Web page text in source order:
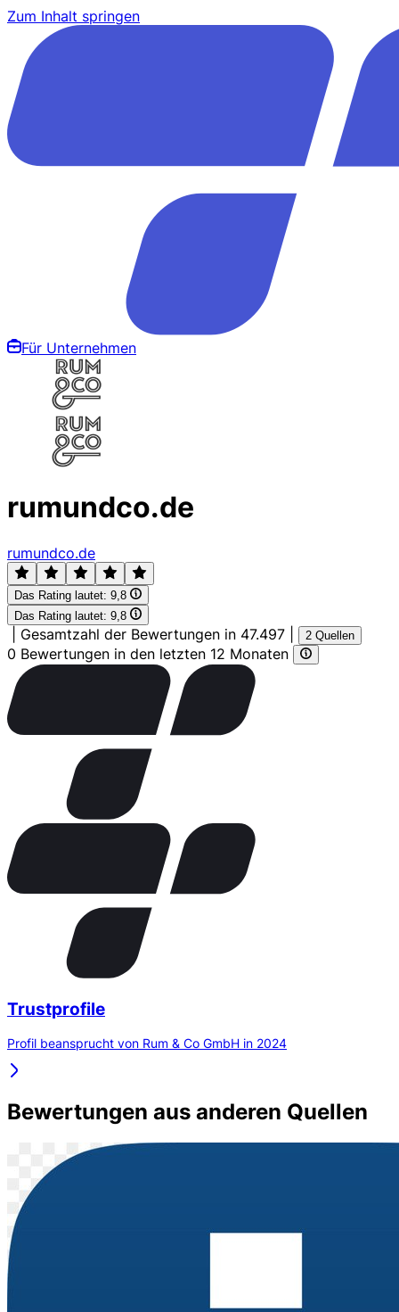
Zum Inhalt springen
Für Unternehmen
rumundco.de
rumundco.de
Das Rating lautet: 9,8
Das Rating lautet: 9,8
Gesamtzahl der Bewertungen in 47.497 2 Quellen
0 Bewertungen in den letzten 12 Monaten
Trustprofile
Profil beansprucht von Rum & Co GmbH in 2024
Bewertungen aus anderen Quellen